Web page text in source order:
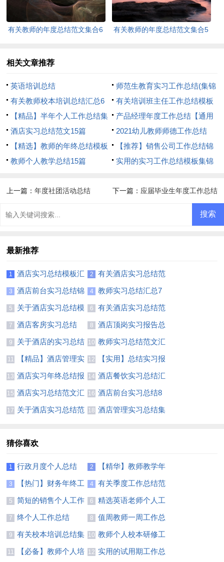
有关教师的年度总结范文集合6
有关教师的年度总结范文集合5
相关文章推荐
英语培训总结
师范生教育实习工作总结(集锦
13篇)
有关教师校本培训总结汇总6
篇
有关培训班主任工作总结模板
汇编六篇
【精品】半年个人工作总结集
锦8篇
产品经理年度工作总结【通用
3篇】
酒店实习总结范文15篇
2021幼儿教师师德工作总结
【精选】教师的年终总结模板
汇总十篇
【推荐】销售公司工作总结锦
集10篇
教师个人教学总结15篇
实用的实习工作总结模板集锦
上一篇：年度社团活动总结 下一篇： 应届毕业生年度工作总结
最新推荐
1
酒店实习总结模板汇
总8篇
2
有关酒店实习总结范
文合集七篇
3
酒店前台实习总结锦
集7篇
4
教师实习总结汇总7
篇
5
关于酒店实习总结模
板集锦九篇
6
有关酒店实习总结范
文集锦10篇
7 酒店客房实习总结 8
酒店顶岗实习报告总
结
9 关于酒店的实习总结 10 教师实习总结范文汇
总5篇
11
【精品】酒店管理实
习总结三篇
12
【实用】总结实习报
告三篇
13 酒店实习年终总结报
告通用范例
14 酒店餐饮实习总结汇
编5篇
15 酒店实习总结范文汇
编9篇
16 酒店前台实习总结8
篇
17 关于酒店实习总结范 18 酒店管理实习总结集
猜你喜欢
1 行政月度个人总结 2
【精华】教师教学年
度总结3篇
3
【热门】财务年终工
作总结锦集六篇
4
有关季度工作总结范
文汇总九篇
5
简短的销售个人工作
总结
6
精选英语老师个人工
作总结范文
7 终个人工作总结 8
值周教师一周工作总
结锦集4篇
9
有关校本培训总结集
合7篇
10 教师个人校本研修工
作总结(15篇)
11
【必备】教师个人培 12 实用的试用期工作总